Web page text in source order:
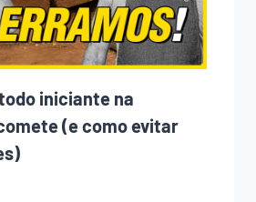
iniciante na
(e como evitar